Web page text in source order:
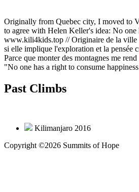
Originally from Quebec city, I moved to
to agree with Helen Keller's idea: No
www.kili4kids.top // Originaire de la ville
si elle implique l'exploration et la pensée
Parce que monter des montagnes me
"No one has a right to consume
Past Climbs
Kilimanjaro 2016
Copyright ©2026 Summits of Hope